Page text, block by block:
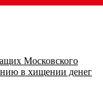
Московского
в хищении денег